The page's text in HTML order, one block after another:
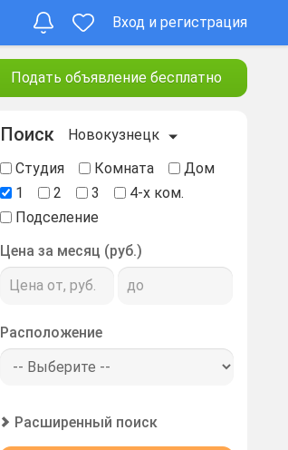
Вход и регистрация
Подать объявление бесплатно
Поиск
Новокузнецк
Студия
Комната
Дом
1
2 3
4-х ком.
Подселение
Цена за месяц (руб.)
Расположение
Расширенный поиск